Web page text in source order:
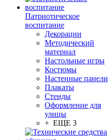
Патриотическое
воспитание
Декорации
Методический
материал
Настольные игры
Костюмы
Настенные панели
Плакаты
Стенды
Оформление для
улицы
+ ЕЩЕ 3